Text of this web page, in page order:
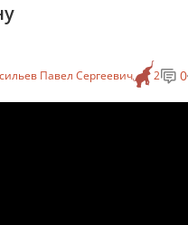
Павел Сергеевич 2 0